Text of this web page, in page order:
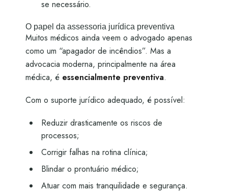
se necessário.
O papel da assessoria jurídica preventiva
Muitos médicos ainda veem o advogado apenas
como um “apagador de incêndios”. Mas a
advocacia moderna, principalmente na área
médica, é essencialmente preventiva.
Com o suporte jurídico adequado, é possível:
Reduzir drasticamente os riscos de
processos;
Corrigir falhas na rotina clínica;
Blindar o prontuário médico;
Atuar com mais tranquilidade e segurança.